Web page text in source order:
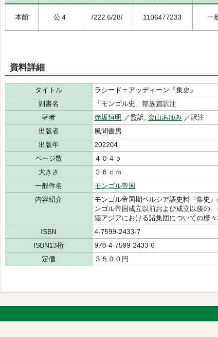
本館 公４ /222.6/28/ 1106477233 一
資料詳細
タイトル
ラシード＝アッディーン『集史』
副書名
「モンゴル史」部族篇訳注
著者
赤坂恒明 ／監訳, 金山あゆみ ／訳注
出版者
風間書房
出版年
202204
ページ数
４０４ｐ
大きさ
２６ｃｍ
一般件名
モンゴル帝国
内容紹介
モンゴル帝国期ペルシア語史料『集史
ンゴル帝国成立以前および成立以後の
陸アジアにおける諸集団についての様
ISBN
4-7599-2433-7
ISBN13桁
978-4-7599-2433-6
定価
３５００円